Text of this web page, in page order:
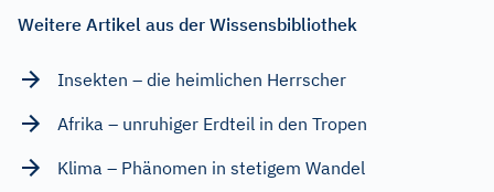
Weitere Artikel aus der Wissensbibliothek
Insekten – die heimlichen Herrscher
Afrika – unruhiger Erdteil in den Tropen
Klima – Phänomen in stetigem Wandel